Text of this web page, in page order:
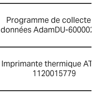
Programme de collecte de
données AdamDU-
Imprimante thermique ATP
1120015779